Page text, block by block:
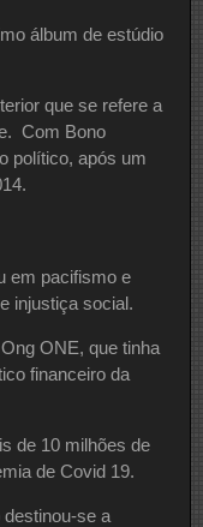
álbum de estúdio
que se refere a
Com Bono
político, após um
em pacifismo e
injustiça social.
ONE, que tinha
financeiro da
de 10 milhões de
de Covid 19.
destinou-se a